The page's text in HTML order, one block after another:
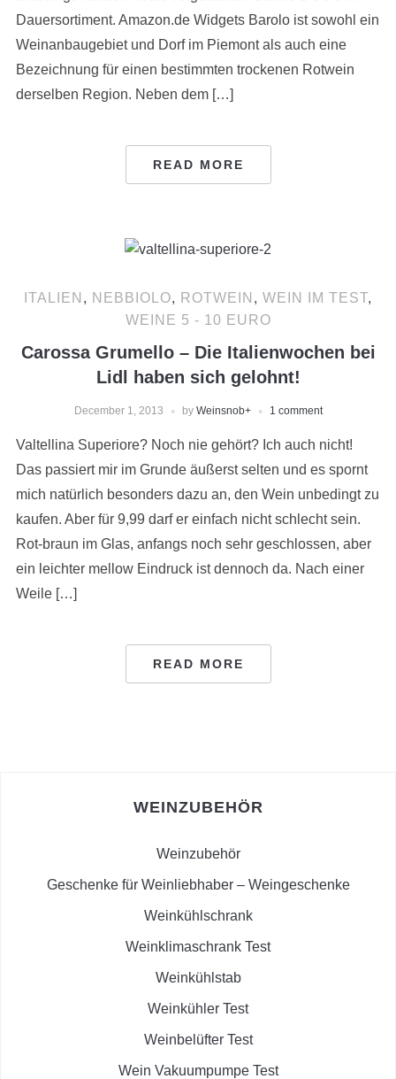
Dauersortiment. Amazon.de Widgets Barolo ist sowohl ein
Weinanbaugebiet und Dorf im Piemont als auch eine
Bezeichnung für einen bestimmten trockenen Rotwein
derselben Region. Neben dem […]
READ MORE
ITALIEN , NEBBIOLO, ROTWEIN , WEIN IM TEST,
WEINE 5 - 10 EURO
Carossa Grumello – Die Italienwochen bei
Lidl haben sich gelohnt!
December 1, 2013 by Weinsnob+ 1 comment
Valtellina Superiore? Noch nie gehört? Ich auch nicht!
Das passiert mir im Grunde äußerst selten und es spornt
mich natürlich besonders dazu an, den Wein unbedingt zu
kaufen. Aber für 9,99 darf er einfach nicht schlecht sein.
Rot-braun im Glas, anfangs noch sehr geschlossen, aber
ein leichter mellow Eindruck ist dennoch da. Nach einer
Weile […]
READ MORE
WEINZUBEHÖR
Weinzubehör
Geschenke für Weinliebhaber – Weingeschenke
Weinkühlschrank
Weinklimaschrank Test
Weinkühlstab
Weinkühler Test
Weinbelüfter Test
Wein Vakuumpumpe Test